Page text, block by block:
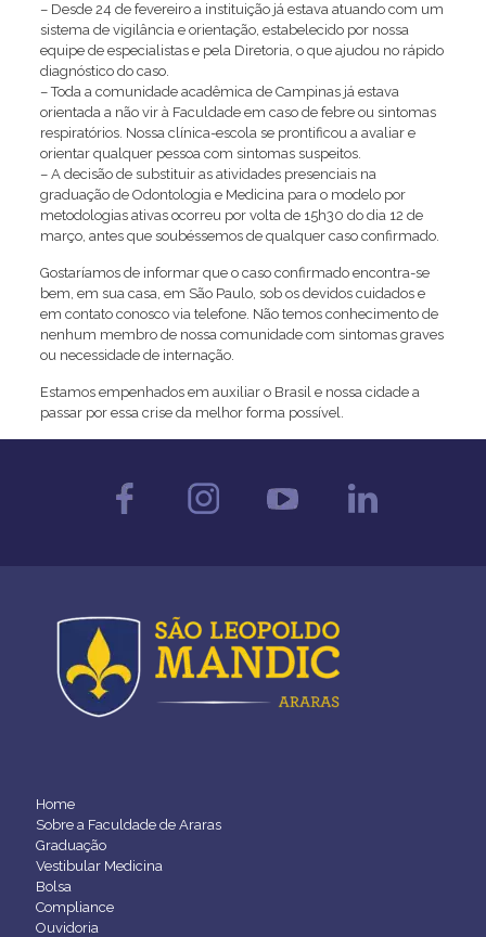
– Desde 24 de fevereiro a instituição já estava atuando com um
sistema de vigilância e orientação, estabelecido por nossa
equipe de especialistas e pela Diretoria, o que ajudou no rápido
diagnóstico do caso.
– Toda a comunidade acadêmica de Campinas já estava
orientada a não vir à Faculdade em caso de febre ou sintomas
respiratórios. Nossa clínica-escola se prontificou a avaliar e
orientar qualquer pessoa com sintomas suspeitos.
– A decisão de substituir as atividades presenciais na
graduação de Odontologia e Medicina para o modelo por
metodologias ativas ocorreu por volta de 15h30 do dia 12 de
março, antes que soubéssemos de qualquer caso confirmado.
Gostaríamos de informar que o caso confirmado encontra-se
bem, em sua casa, em São Paulo, sob os devidos cuidados e
em contato conosco via telefone. Não temos conhecimento de
nenhum membro de nossa comunidade com sintomas graves
ou necessidade de internação.
Estamos empenhados em auxiliar o Brasil e nossa cidade a
passar por essa crise da melhor forma possível.
Home
Sobre a Faculdade de Araras
Graduação
Vestibular Medicina
Bolsa
Compliance
Ouvidoria